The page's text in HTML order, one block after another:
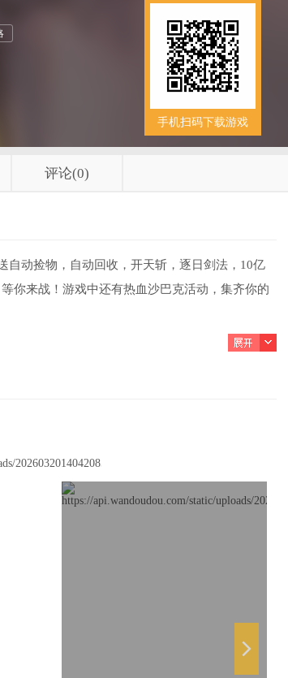
手机扫码下载游戏
评论(0)
自动捡物，自动回收，开天斩，逐日剑法，10亿
你来战！游戏中还有热血沙巴克活动，集齐你的